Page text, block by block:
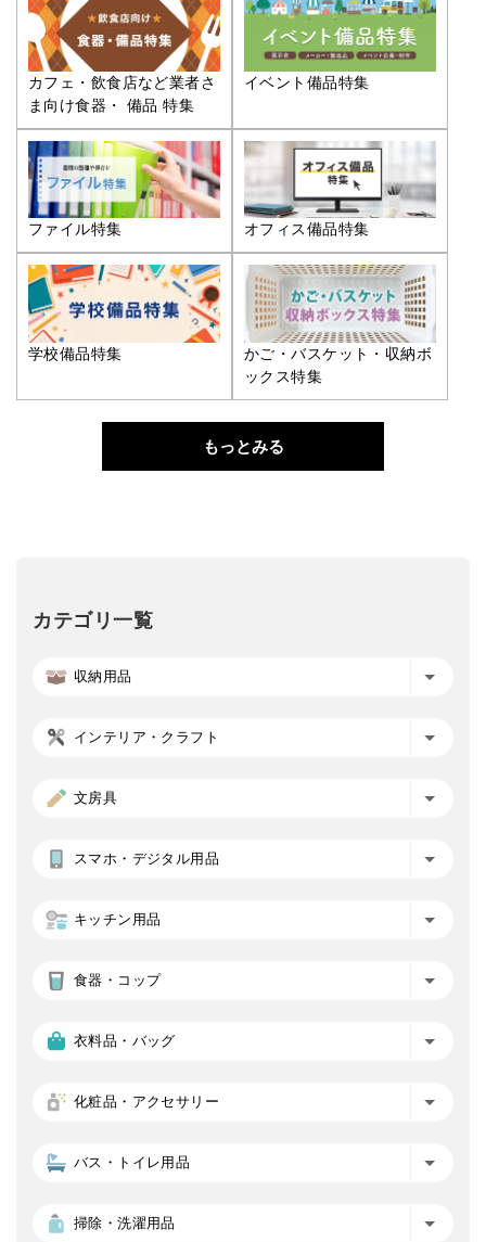
カフェ・飲食店など業者さ
ま向け食器・ 備品 特集
イベント備品特集
ファイル特集 オフィス備品特集
学校備品特集
かご・バスケット・収納ボ
ックス特集
もっとみる
カテゴリ一覧
収納用品
インテリア・クラフト
文房具
スマホ・デジタル用品
キッチン用品
食器・コップ
衣料品・バッグ
化粧品・アクセサリー
バス・トイレ用品
掃除・洗濯用品